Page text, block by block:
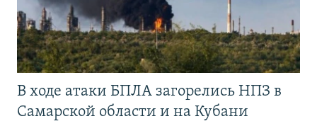
В ходе атаки БПЛА загорелись НПЗ в
Самарской области и на Кубани